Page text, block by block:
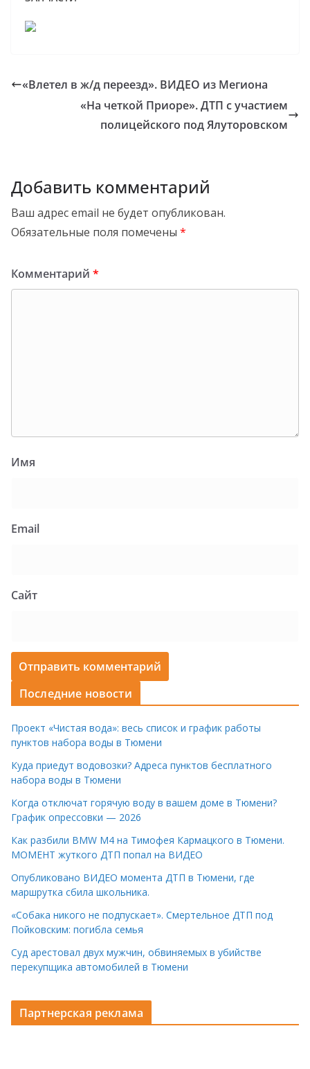
«Влетел в ж/д переезд». ВИДЕО из Мегиона
«На четкой Приоре». ДТП с участием
полицейского под Ялуторовском
Добавить комментарий
Ваш адрес email не будет опубликован.
Обязательные поля помечены *
Комментарий *
Имя
Email
Сайт
Последние новости
Проект «Чистая вода»: весь список и график работы
пунктов набора воды в Тюмени
Куда приедут водовозки? Адреса пунктов бесплатного
набора воды в Тюмени
Когда отключат горячую воду в вашем доме в Тюмени?
График опрессовки — 2026
Как разбили BMW M4 на Тимофея Кармацкого в Тюмени.
МОМЕНТ жуткого ДТП попал на ВИДЕО
Опубликовано ВИДЕО момента ДТП в Тюмени, где
маршрутка сбила школьника.
«Собака никого не подпускает». Смертельное ДТП под
Пойковским: погибла семья
Суд арестовал двух мужчин, обвиняемых в убийстве
перекупщика автомобилей в Тюмени
Партнерская реклама